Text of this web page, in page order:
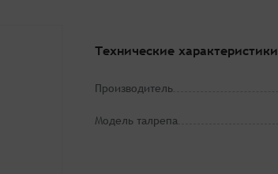
Технические характеристики
Производитель
Модель талрепа